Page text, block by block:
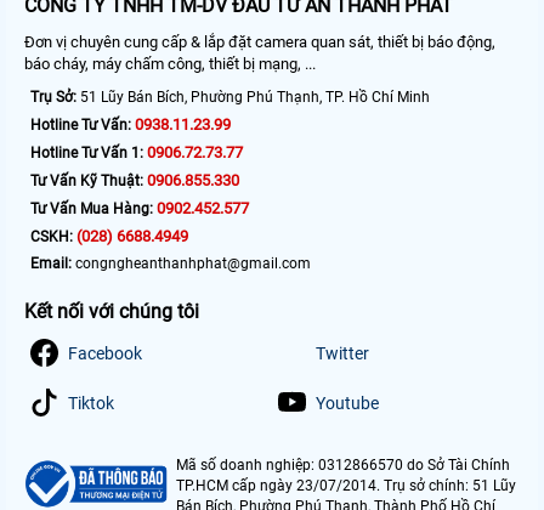
CÔNG TY TNHH TM-DV ĐẦU TƯ AN THÀNH PHÁT
Đơn vị chuyên cung cấp & lắp đặt camera quan sát, thiết bị báo động,
báo cháy, máy chấm công, thiết bị mạng, ...
Trụ Sở: 51 Lũy Bán Bích, Phường Phú Thạnh, TP. Hồ Chí Minh
Hotline Tư Vấn: 0938.11.23.99
Hotline Tư Vấn 1: 0906.72.73.77
Tư Vấn Kỹ Thuật: 0906.855.330
Tư Vấn Mua Hàng: 0902.452.577
CSKH: (028) 6688.4949
Email: congngheanthanhphat@gmail.com
Kết nối với chúng tôi
Facebook Twitter
Tiktok Youtube
Mã số doanh nghiệp: 0312866570 do Sở Tài Chính
TP.HCM cấp ngày 23/07/2014. Trụ sở chính: 51 Lũy
Bán Bích, Phường Phú Thạnh, Thành Phố Hồ Chí